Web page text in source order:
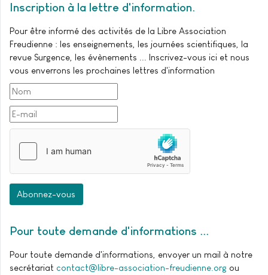
Inscription à la lettre d'information
Pour être informé des activités de la Libre Association
Freudienne : les enseignements, les journées scientifiques, la
revue Surgence, les évènements ... Inscrivez-vous ici et nous
vous enverrons les prochaines lettres d'information
Abonnez-vous
Pour toute demande d'informations ..
Pour toute demande d'informations, envoyer un mail à notre
secrétariat contact@libre-association-freudienne.org ou